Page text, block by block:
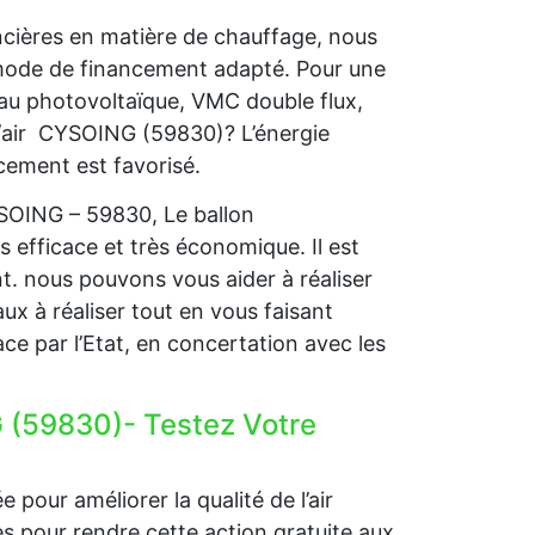
en matière de chauffage, nous
de financement adapté. Pour une
photovoltaïque, VMC double flux,
CYSOING (59830)? L’énergie
est favorisé.
– 59830, Le ballon
efficace et très économique. Il est
nous pouvons vous aider à réaliser
à réaliser tout en vous faisant
par l’Etat, en concertation avec les
(59830)- Testez Votre
pour améliorer la qualité de l’air